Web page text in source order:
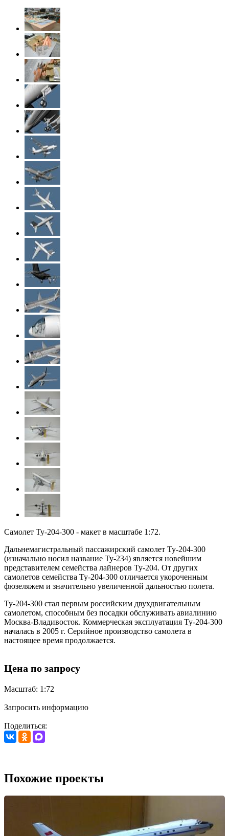
Самолет Ту-204-300 - макет в масштабе 1:72.
Дальнемагистральный пассажирский самолет Ту-204-300
(изначально носил название Ту-234) является новейшим
представителем семейства лайнеров Ту-204. От других
самолетов семейства Ту-204-300 отличается укороченным
фюзеляжем и значительно увеличенной дальностью полета.
Ту-204-300 стал первым российским двухдвигательным
самолетом, способным без посадки обслуживать авиалинию
Москва-Владивосток. Коммерческая эксплуатация Ту-204-300
началась в 2005 г. Серийное производство самолета в
настоящее время продолжается.
Цена по запросу
Масштаб: 1:72
Запросить информацию
Поделиться:
Похожие проекты